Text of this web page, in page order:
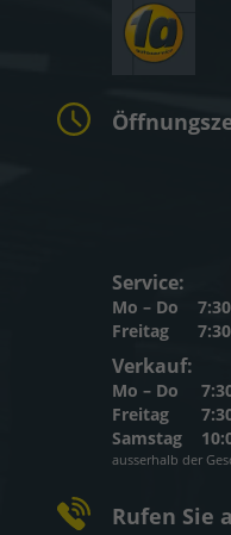
Service:
Mo – Do
Freitag
Verkauf:
Mo – Do
Freitag
Samstag
ausserhalb der
Rufen Sie